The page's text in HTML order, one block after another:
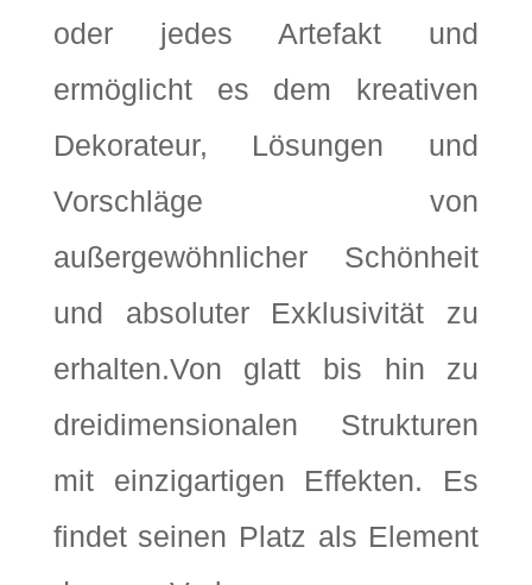
oder jedes Artefakt und
ermöglicht es dem kreativen
Dekorateur, Lösungen und
Vorschläge von
außergewöhnlicher Schönheit
und absoluter Exklusivität zu
erhalten.Von glatt bis hin zu
dreidimensionalen Strukturen
mit einzigartigen Effekten. Es
findet seinen Platz als Element